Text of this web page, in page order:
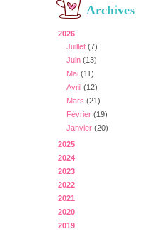
Archives
2026
Juillet (7)
Juin (13)
Mai (11)
Avril (12)
Mars (21)
Février (19)
Janvier (20)
2025
2024
2023
2022
2021
2020
2019